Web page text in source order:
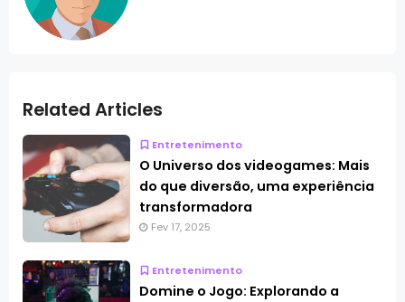
Related Articles
Entretenimento
O Universo dos videogames: Mais
do que diversão, uma experiência
transformadora
Fev 17, 2025
Entretenimento
Domine o Jogo: Explorando a